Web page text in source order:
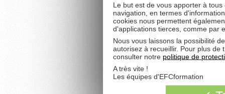
Le but est de vous apporter à
navigation, en termes
cookies nous permettent
d'applications tierces, comme par
Nous vous laissons la possibilité
autorisez à recueillir. Pour plus de
consulter notre politique de
A très vite !
Les équipes d'EFCformation